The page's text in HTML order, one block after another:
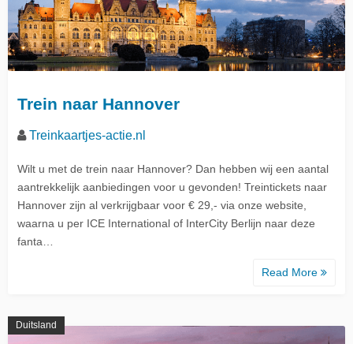
Trein naar Hannover
Treinkaartjes-actie.nl
Wilt u met de trein naar Hannover? Dan hebben wij een aantal
aantrekkelijk aanbiedingen voor u gevonden! Treintickets naar
Hannover zijn al verkrijgbaar voor € 29,- via onze website,
waarna u per ICE International of InterCity Berlijn naar deze
fanta…
Read More
Duitsland